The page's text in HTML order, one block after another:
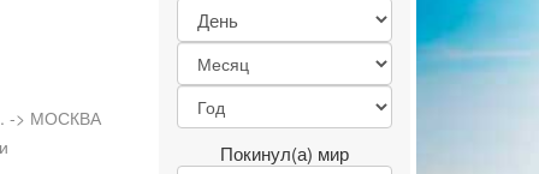
-> МОСКВА
Покинул(а) мир